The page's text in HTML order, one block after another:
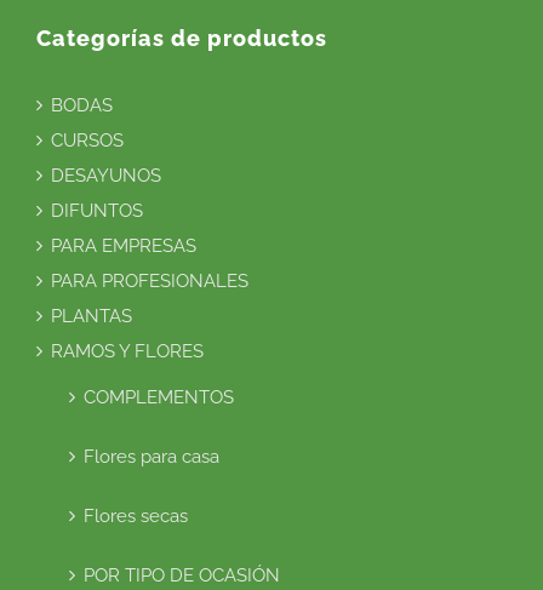
Categorías de productos
BODAS
CURSOS
DESAYUNOS
DIFUNTOS
PARA EMPRESAS
PARA PROFESIONALES
PLANTAS
RAMOS Y FLORES
COMPLEMENTOS
Flores para casa
Flores secas
POR TIPO DE OCASIÓN